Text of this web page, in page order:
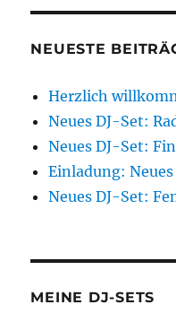
NEUESTE
Herzlich
Neues DJ-Set:
Neues DJ-Set:
Einladung:
Neues DJ-Set:
MEINE DJ-SETS